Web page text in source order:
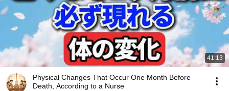
41:13
Physical Changes That Occur One Month Before
Death, According to a Nurse